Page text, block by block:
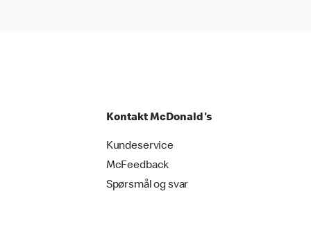
Kontakt McDonald's
Kundeservice
McFeedback
Spørsmål og svar